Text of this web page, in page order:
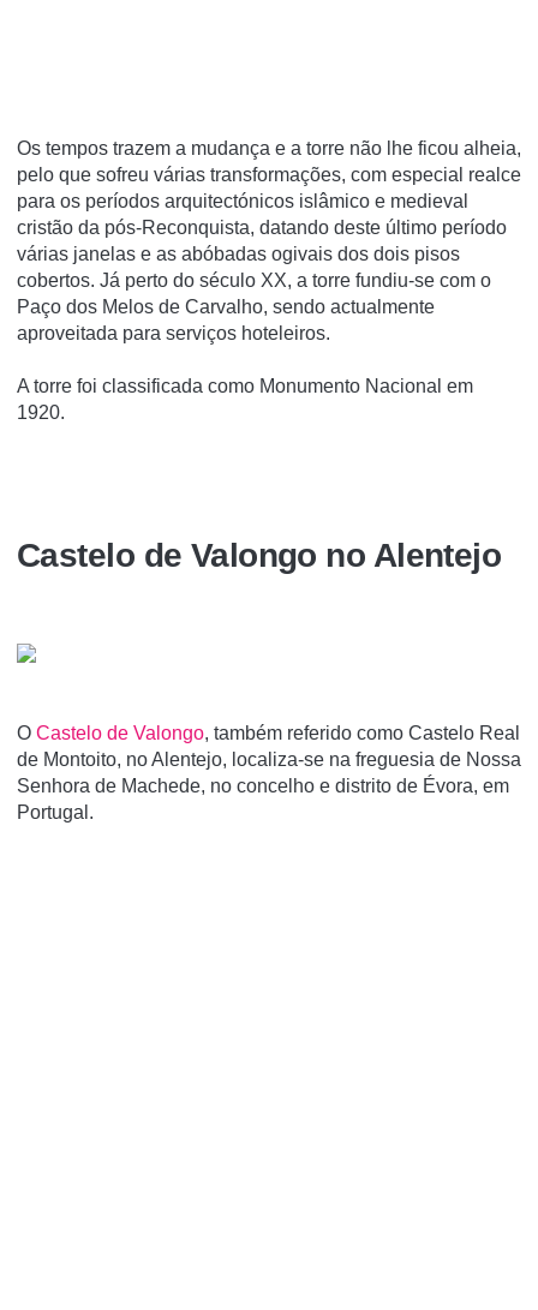
Os tempos trazem a mudança e a torre não lhe ficou alheia,
pelo que sofreu várias transformações, com especial realce
para os perí­odos arquitectónicos islâmico e medieval
cristão da pós-Reconquista, datando deste último perí­odo
várias janelas e as abóbadas ogivais dos dois pisos
cobertos. Já perto do século XX, a torre fundiu-se com o
Paço dos Melos de Carvalho, sendo actualmente
aproveitada para serviços hoteleiros.
A torre foi classificada como Monumento Nacional em
1920.
Castelo de Valongo no Alentejo
O Castelo de Valongo, também referido como Castelo Real
de Montoito, no Alentejo, localiza-se na freguesia de Nossa
Senhora de Machede, no concelho e distrito de Évora, em
Portugal.